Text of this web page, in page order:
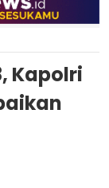
Kapolri